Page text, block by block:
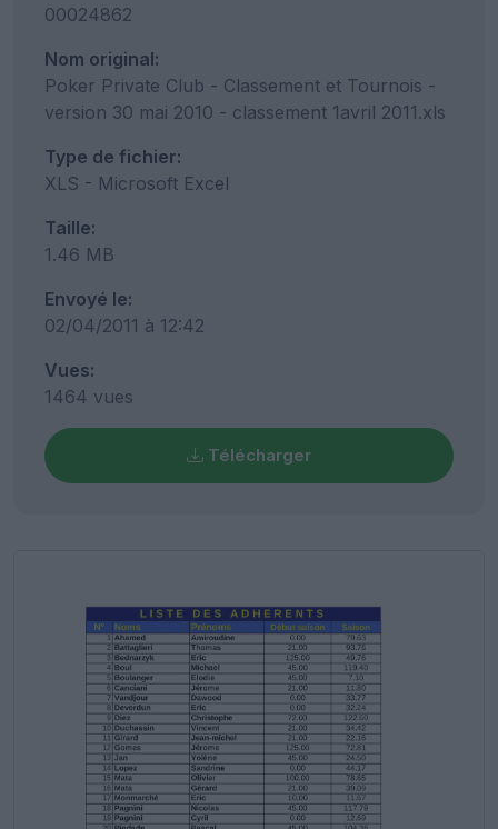
00024862
Nom original:
Poker Private Club - Classement et Tournois -
version 30 mai 2010 - classement 1avril 2011.xls
Type de fichier:
XLS - Microsoft Excel
Taille:
1.46 MB
Envoyé le:
02/04/2011 à 12:42
Vues:
1464 vues
Télécharger